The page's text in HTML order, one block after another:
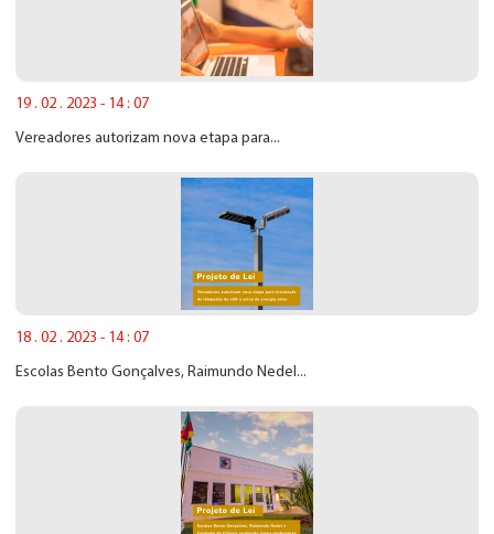
19 . 02 . 2023 - 14 : 07
Vereadores autorizam nova etapa para...
18 . 02 . 2023 - 14 : 07
Escolas Bento Gonçalves, Raimundo Nedel...